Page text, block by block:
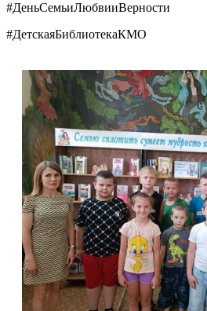
#ДеньСемьиЛюбвииВерности
#ДетскаяБиблиотекаКМО